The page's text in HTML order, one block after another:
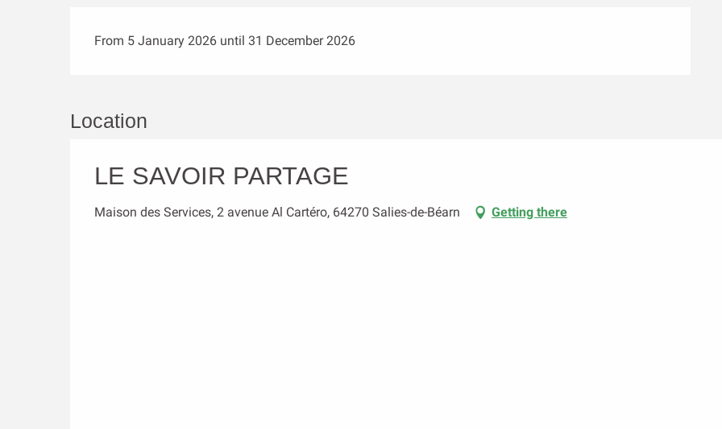
From 5 January 2026 until 31 December 2026
Location
LE SAVOIR PARTAGE
Maison des Services, 2 avenue Al Cartéro, 64270 Salies-de-Béarn Getting there